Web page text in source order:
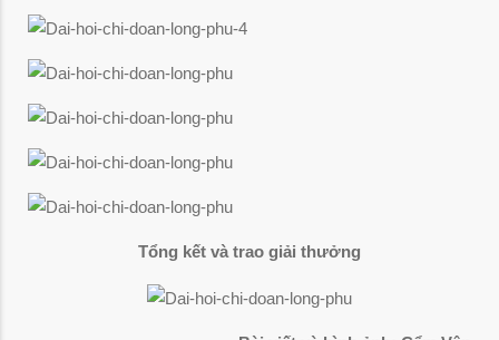
Tổng kết và trao giải thưởng